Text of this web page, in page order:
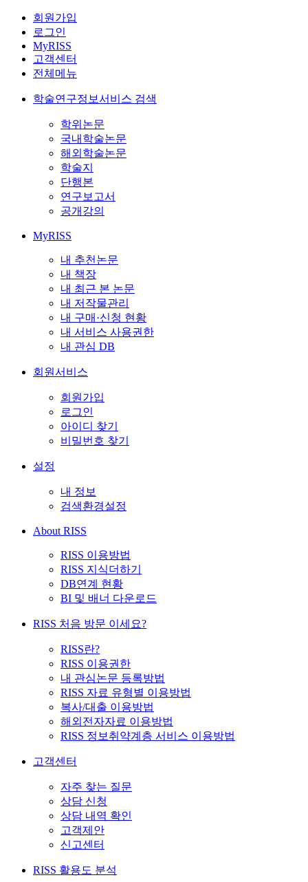
회원가입
로그인
MyRISS
고객센터
전체메뉴
학술연구정보서비스 검색
학위논문
국내학술논문
해외학술논문
학술지
단행본
연구보고서
공개강의
MyRISS
내 추천논문
내 책장
내 최근 본 논문
내 저작물관리
내 구매·신청 현황
내 서비스 사용권한
내 관심 DB
회원서비스
회원가입
로그인
아이디 찾기
비밀번호 찾기
설정
내 정보
검색환경설정
About RISS
RISS 이용방법
RISS 지식더하기
DB연계 현황
BI 및 배너 다운로드
RISS 처음 방문 이세요?
RISS란?
RISS 이용권한
내 관심논문 등록방법
RISS 자료 유형별 이용방법
복사/대출 이용방법
해외전자자료 이용방법
RISS 정보취약계층 서비스 이용방법
고객센터
자주 찾는 질문
상담 신청
상담 내역 확인
고객제안
신고센터
RISS 활용도 분석